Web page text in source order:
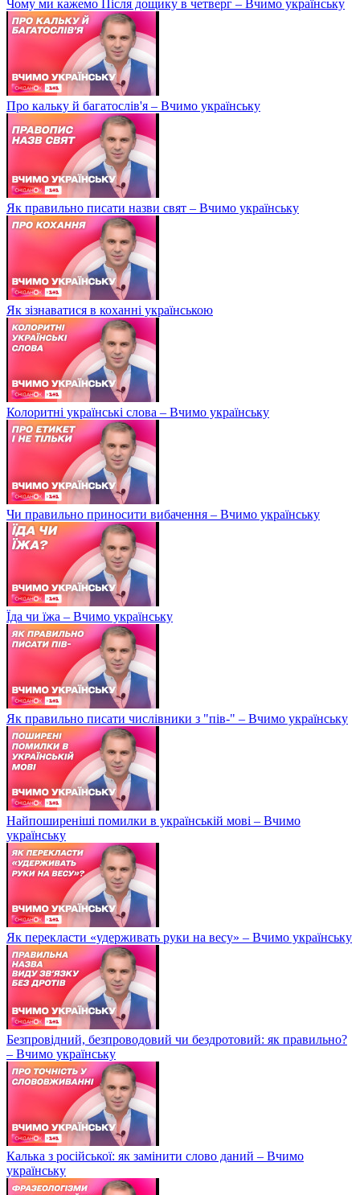
Чому ми кажемо Після дощику в четверг – Вчимо українську
Про кальку й багатослів'я – Вчимо українську
Як правильно писати назви свят – Вчимо українську
Як зізнаватися в коханні українською
Колоритні українські слова – Вчимо українську
Чи правильно приносити вибачення – Вчимо українську
Їда чи їжа – Вчимо українську
Як правильно писати числівники з "пів-" – Вчимо українську
Найпоширеніші помилки в українській мові – Вчимо
українську
Як перекласти «удерживать руки на весу» – Вчимо українську
Безпровідний, безпроводовий чи бездротовий: як правильно?
– Вчимо українську
Калька з російської: як замінити слово даний – Вчимо
українську